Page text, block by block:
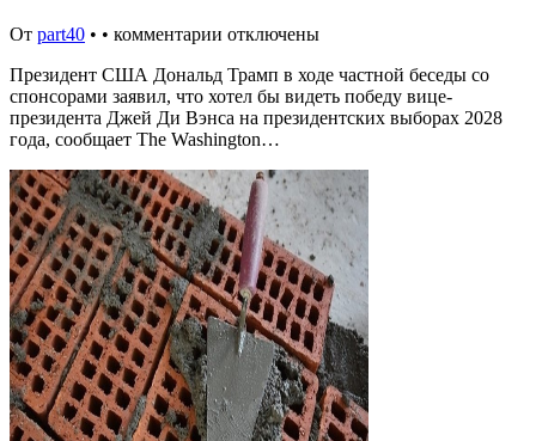
От part40 • • комментарии отключены
Президент США Дональд Трамп в ходе частной беседы со
спонсорами заявил, что хотел бы видеть победу вице-
президента Джей Ди Вэнса на президентских выборах 2028
года, сообщает The Washington…